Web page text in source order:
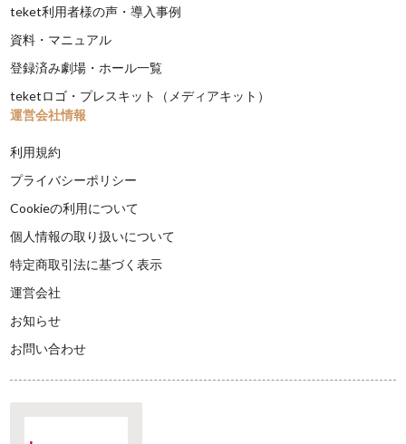
teket利用者様の声・導入事例
資料・マニュアル
登録済み劇場・ホール一覧
teketロゴ・プレスキット（メディアキット）
運営会社情報
利用規約
プライバシーポリシー
Cookieの利用について
個人情報の取り扱いについて
特定商取引法に基づく表示
運営会社
お知らせ
お問い合わせ